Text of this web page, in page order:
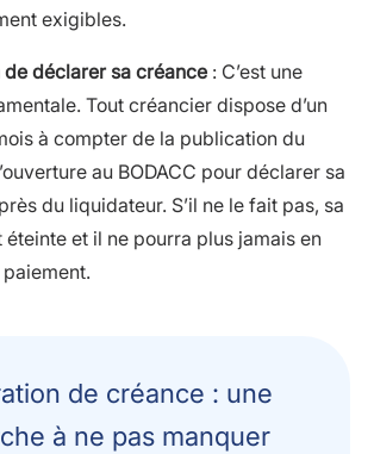
exigibles.
de déclarer sa créance : C’est une
Tout créancier dispose d’un
à compter de la publication du
au BODACC pour déclarer sa
du liquidateur. S’il ne le fait pas, sa
éteinte et il ne pourra plus jamais en
de créance : une
à ne pas manquer